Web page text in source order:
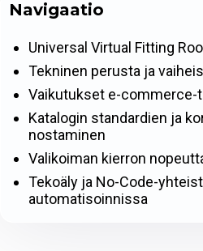
Navigaatio
Universal Virtual Fitting
Tekninen perusta ja
Vaikutukset e-commerce-
Katalogin standardien ja
nostaminen
Valikoiman kierron
Tekoäly ja No-Code-
automatisoinnissa